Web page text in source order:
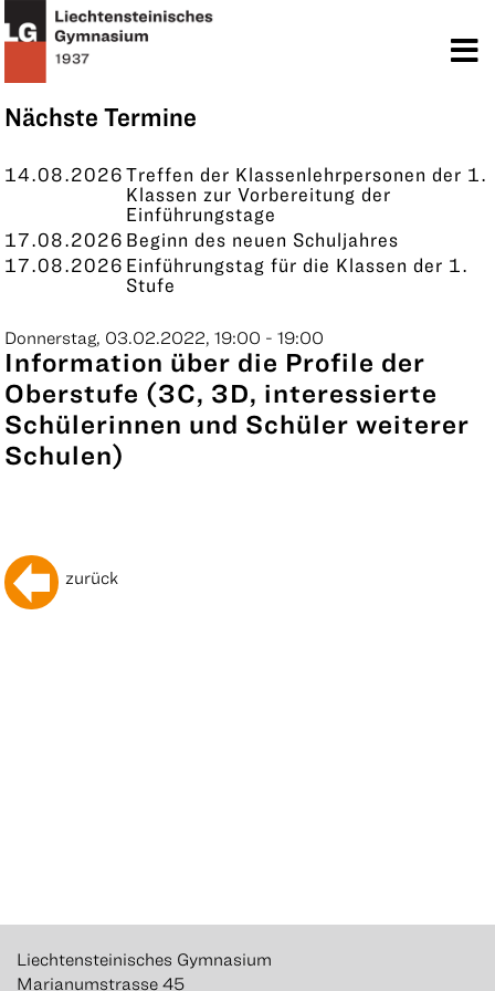
Nächste Termine
14.08.2026Treffen der Klassenlehrpersonen der 1.
Klassen zur Vorbereitung der
Einführungstage
17.08.2026 Beginn des neuen Schuljahres
17.08.2026 Einführungstag für die Klassen der 1.
Stufe
KONTAKT
Donnerstag, 03.02.2022, 19:00 - 19:00
Information über die Profile der
Oberstufe (3C, 3D, interessierte
Schülerinnen und Schüler weiterer
Schulen)
zurück
Liechtensteinisches Gymnasium
Marianumstrasse 45